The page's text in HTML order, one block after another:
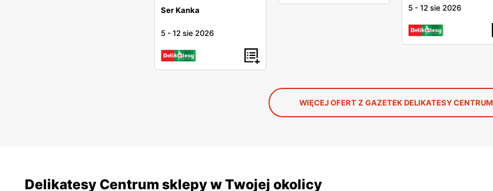
Ser Kanka
5 -12 sie 2026
5 -12 sie 2026
WIĘCEJ OFERT Z GAZETEK DELIKATESY CENTRUM
Delikatesy Centrum sklepy w Twojej okolicy